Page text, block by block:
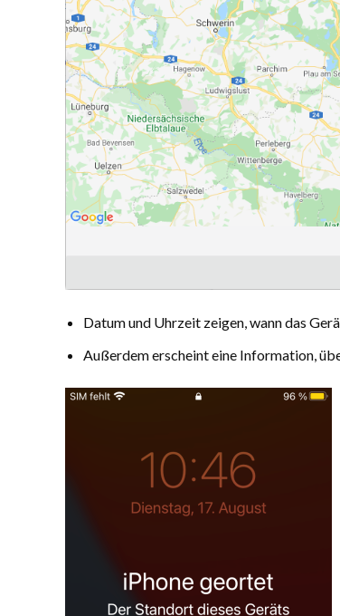
Datum und Uhrzeit zeigen, wann das
Außerdem erscheint eine Information,